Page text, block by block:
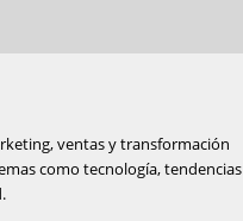
ventas y transformación
como tecnología, tendencias